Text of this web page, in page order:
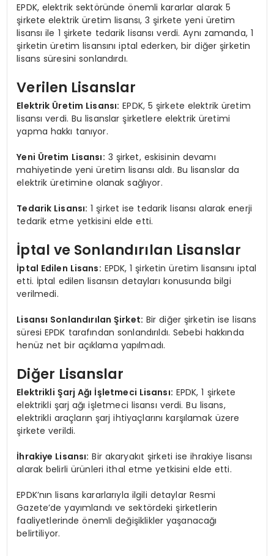
EPDK, elektrik sektöründe önemli kararlar alarak 5
şirkete elektrik üretim lisansı, 3 şirkete yeni üretim
lisansı ile 1 şirkete tedarik lisansı verdi. Aynı zamanda, 1
şirketin üretim lisansını iptal ederken, bir diğer şirketin
lisans süresini sonlandırdı.
Verilen Lisanslar
Elektrik Üretim Lisansı: EPDK, 5 şirkete elektrik üretim
lisansı verdi. Bu lisanslar şirketlere elektrik üretimi
yapma hakkı tanıyor.
Yeni Üretim Lisansı: 3 şirket, eskisinin devamı
mahiyetinde yeni üretim lisansı aldı. Bu lisanslar da
elektrik üretimine olanak sağlıyor.
Tedarik Lisansı: 1 şirket ise tedarik lisansı alarak enerji
tedarik etme yetkisini elde etti.
İptal ve Sonlandırılan Lisanslar
İptal Edilen Lisans: EPDK, 1 şirketin üretim lisansını iptal
etti. İptal edilen lisansın detayları konusunda bilgi
verilmedi.
Lisansı Sonlandırılan Şirket: Bir diğer şirketin ise lisans
süresi EPDK tarafından sonlandırıldı. Sebebi hakkında
henüz net bir açıklama yapılmadı.
Diğer Lisanslar
Elektrikli Şarj Ağı İşletmeci Lisansı: EPDK, 1 şirkete
elektrikli şarj ağı işletmeci lisansı verdi. Bu lisans,
elektrikli araçların şarj ihtiyaçlarını karşılamak üzere
şirkete verildi.
İhrakiye Lisansı: Bir akaryakıt şirketi ise ihrakiye lisansı
alarak belirli ürünleri ithal etme yetkisini elde etti.
EPDK’nın lisans kararlarıyla ilgili detaylar Resmi
Gazete’de yayımlandı ve sektördeki şirketlerin
faaliyetlerinde önemli değişiklikler yaşanacağı
belirtiliyor.